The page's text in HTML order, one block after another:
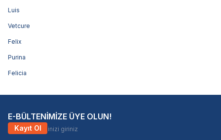
Luis
Vetcure
Felix
Purina
Felicia
E-BÜLTENİMİZE ÜYE OLUN!
Kayıt Ol